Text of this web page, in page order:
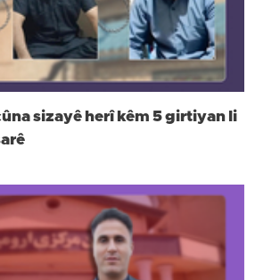
sizayê herî kêm 5 girtiyan li